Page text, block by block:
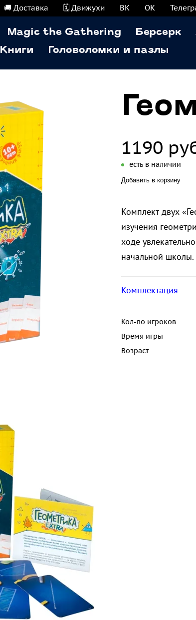
🚚 Доставка 🗓️ Движухи ВК ОК
Magic the Gathering Берсерк
Книги Головоломки и пазлы
1190
есть в наличии
Добавить в корзину
Комплект двух
изучения
ходе
начальной школы.
Комплектация
Кол-во игроков
Время игры
Возраст